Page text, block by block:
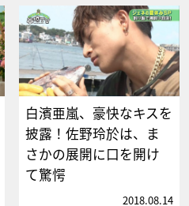
白濱亜嵐、豪快なキスを
披露！佐野玲於は、ま
さかの展開に口を開け
て驚愕
2018.08.14